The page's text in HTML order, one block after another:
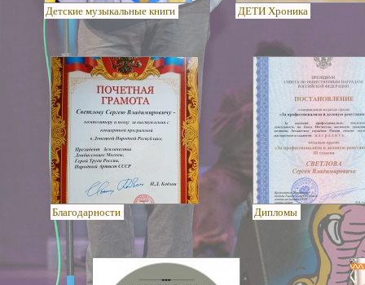
Детские музыкальные книги ДЕТИ Хроника
Благодарности Дипломы